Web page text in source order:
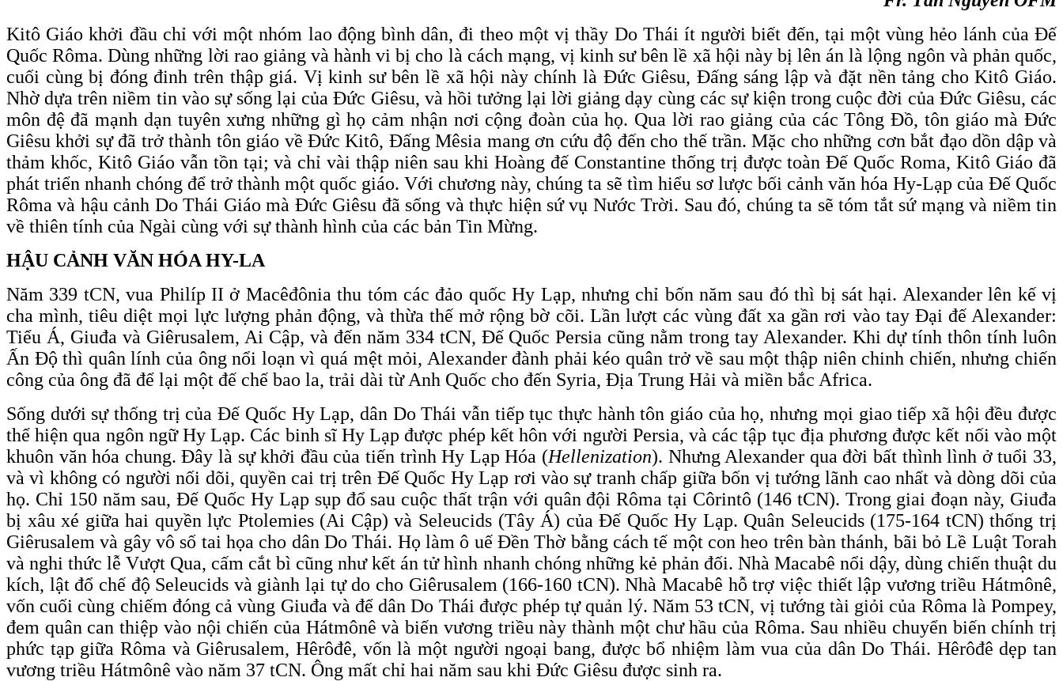
Kitô Giáo khởi đầu chỉ với một nhóm lao động bình dân, đi theo một vị thầy Do Thái ít người biết đến, tại một vùng hẻo lánh của Đế
Quốc Rôma. Dùng những lời rao giảng và hành vi bị cho là cách mạng, vị kinh sư bên lề xã hội này bị lên án là lộng ngôn và phản quốc,
cuối cùng bị đóng đinh trên thập giá. Vị kinh sư bên lề xã hội này chính là Đức Giêsu, Đấng sáng lập và đặt nền tảng cho Kitô Giáo.
Nhờ dựa trên niềm tin vào sự sống lại của Đức Giêsu, và hồi tưởng lại lời giảng dạy cùng các sự kiện trong cuộc đời của Đức Giêsu, các
môn đệ đã mạnh dạn tuyên xưng những gì họ cảm nhận nơi cộng đoàn của họ. Qua lời rao giảng của các Tông Đồ, tôn giáo mà Đức
Giêsu khởi sự đã trở thành tôn giáo về Đức Kitô, Đấng Mêsia mang ơn cứu độ đến cho thế trần. Mặc cho những cơn bắt đạo dồn dập và
thảm khốc, Kitô Giáo vẫn tồn tại; và chỉ vài thập niên sau khi Hoàng đế Constantine thống trị được toàn Đế Quốc Roma, Kitô Giáo đã
phát triển nhanh chóng để trở thành một quốc giáo. Với chương này, chúng ta sẽ tìm hiểu sơ lược bối cảnh văn hóa Hy-Lạp của Đế Quốc
Rôma và hậu cảnh Do Thái Giáo mà Đức Giêsu đã sống và thực hiện sứ vụ Nước Trời. Sau đó, chúng ta sẽ tóm tắt sứ mạng và niềm tin
về thiên tính của Ngài cùng với sự thành hình của các bản Tin Mừng.
HẬU CẢNH VĂN HÓA HY-LA
Năm 339 tCN, vua Philíp II ở Macêđônia thu tóm các đảo quốc Hy Lạp, nhưng chỉ bốn năm sau đó thì bị sát hại. Alexander lên kế vị
cha mình, tiêu diệt mọi lực lượng phản động, và thừa thế mở rộng bờ cõi. Lần lượt các vùng đất xa gần rơi vào tay Đại đế Alexander:
Tiểu Á, Giuđa và Giêrusalem, Ai Cập, và đến năm 334 tCN, Đế Quốc Persia cũng nằm trong tay Alexander. Khi dự tính thôn tính luôn
Ấn Độ thì quân lính của ông nổi loạn vì quá mệt mỏi, Alexander đành phải kéo quân trở về sau một thập niên chinh chiến, nhưng chiến
công của ông đã để lại một đế chế bao la, trải dài từ Anh Quốc cho đến Syria, Địa Trung Hải và miền bắc Africa.
Sống dưới sự thống trị của Đế Quốc Hy Lạp, dân Do Thái vẫn tiếp tục thực hành tôn giáo của họ, nhưng mọi giao tiếp xã hội đều được
thể hiện qua ngôn ngữ Hy Lạp. Các binh sĩ Hy Lạp được phép kết hôn với người Persia, và các tập tục địa phương được kết nối vào một
khuôn văn hóa chung. Đây là sự khởi đầu của tiến trình Hy Lạp Hóa (Hellenization). Nhưng Alexander qua đời bất thình lình ở tuổi 33,
và vì không có người nối dõi, quyền cai trị trên Đế Quốc Hy Lạp rơi vào sự tranh chấp giữa bốn vị tướng lãnh cao nhất và dòng dõi của
họ. Chỉ 150 năm sau, Đế Quốc Hy Lạp sụp đổ sau cuộc thất trận với quân đội Rôma tại Côrintô (146 tCN). Trong giai đoạn này, Giuđa
bị xâu xé giữa hai quyền lực Ptolemies (Ai Cập) và Seleucids (Tây Á) của Đế Quốc Hy Lạp. Quân Seleucids (175-164 tCN) thống trị
Giêrusalem và gây vô số tai họa cho dân Do Thái. Họ làm ô uế Đền Thờ bằng cách tế một con heo trên bàn thánh, bãi bỏ Lề Luật Torah
và nghi thức lễ Vượt Qua, cấm cắt bì cũng như kết án tử hình nhanh chóng những kẻ phản đối. Nhà Macabê nổi dậy, dùng chiến thuật du
kích, lật đổ chế độ Seleucids và giành lại tự do cho Giêrusalem (166-160 tCN). Nhà Macabê hỗ trợ việc thiết lập vương triều Hátmônê,
vốn cuối cùng chiếm đóng cả vùng Giuđa và để dân Do Thái được phép tự quản lý. Năm 53 tCN, vị tướng tài giỏi của Rôma là Pompey,
đem quân can thiệp vào nội chiến của Hátmônê và biến vương triều này thành một chư hầu của Rôma. Sau nhiều chuyển biến chính trị
phức tạp giữa Rôma và Giêrusalem, Hêrôđê, vốn là một người ngoại bang, được bổ nhiệm làm vua của dân Do Thái. Hêrôđê dẹp tan
vương triều Hátmônê vào năm 37 tCN. Ông mất chỉ hai năm sau khi Đức Giêsu được sinh ra.